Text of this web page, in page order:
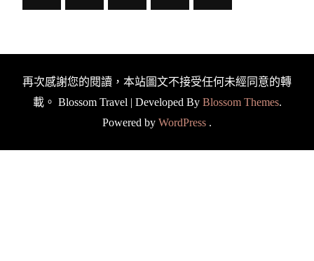
再次感謝您的閱讀，本站圖文不接受任何未經同意的轉
載。 Blossom Travel | Developed By Blossom Themes.
Powered by WordPress .